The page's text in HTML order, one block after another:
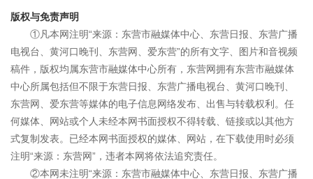
版权与免责声明
①凡本网注明“来源：东营市融媒体中心、东营日报、东营广播
电视台、黄河口晚刊、东营网、爱东营”的所有文字、图片和音视频
稿件，版权均属东营市融媒体中心所有，东营网拥有东营市融媒体
中心所属包括但不限于东营日报、东营广播电视台、黄河口晚刊、
东营网、爱东营等媒体的电子信息网络发布、出售与转载权利。任
何媒体、网站或个人未经本网书面授权不得转载、链接或以其他方
式复制发表。已经本网书面授权的媒体、网站，在下载使用时必须
注明“来源：东营网”，违者本网将依法追究责任。
②本网未注明“来源：东营市融媒体中心、东营日报、东营广播